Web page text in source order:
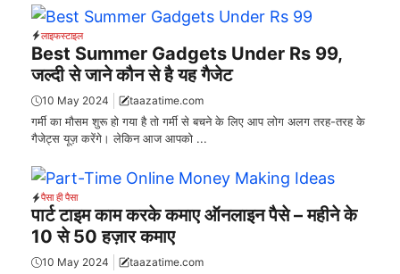
लाइफस्टाइल
Best Summer Gadgets Under Rs 99,
जल्दी से जाने कौन से है यह गैजेट
10 May 2024 taazatime.com
गर्मी का मौसम शुरू हो गया है तो गर्मी से बचने के लिए आप लोग अलग तरह-तरह के
गैजेट्स यूज़ करेंगे। लेकिन आज आपको ...
पैसा ही पैसा
पार्ट टाइम काम करके कमाए ऑनलाइन पैसे – महीने के
10 से 50 हज़ार कमाए
10 May 2024 taazatime.com